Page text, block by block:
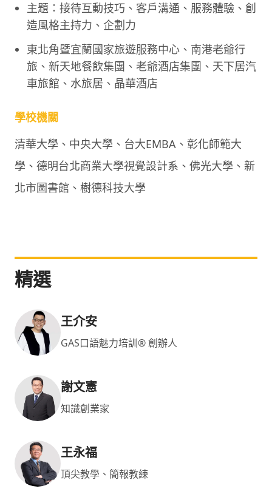
主題：接待互動技巧、客戶溝通、服務體驗、創
造風格主持力、企劃力
東北角暨宜蘭國家旅遊服務中心、南港老爺行
旅、新天地餐飲集團、老爺酒店集團、天下居汽
車旅館、水旅居、晶華酒店
學校機關
清華大學、中央大學、台大EMBA、彰化師範大
學、德明台北商業大學視覺設計系、佛光大學、新
北市圖書館、樹德科技大學
精選
王介安
GAS口語魅力培訓® 創辦人
謝文憲
知識創業家
王永福
頂尖教學、簡報教練